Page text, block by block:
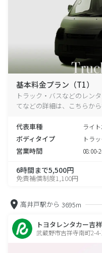
基本料金プラン（T1）
トラック・バスなどのレン
てなどの詳細は、こちらか
代表車種 ライ
ボディタイプ トラ
営業時間 08:00-
6時間まで5,500円
免責補償制度1,100円
高井戸駅から 3695m
トヨタレンタカー吉
武蔵野市吉祥寺南町2-4-